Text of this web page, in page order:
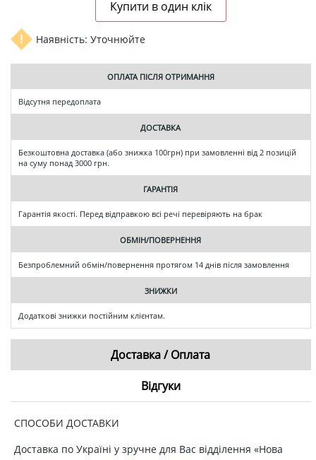
Наявність: Уточнюйте
ОПЛАТА ПІСЛЯ ОТРИМАННЯ
Відсутня передоплата
ДОСТАВКА
Безкоштовна доставка (або знижка 100грн) при замовленні від 2 позицій
на суму понад 3000 грн.
ГАРАНТІЯ
Гарантія якості. Перед відправкою всі речі перевіряють на брак
ОБМІН/ПОВЕРНЕННЯ
Безпроблемний обмін/повернення протягом 14 днів після замовлення
ЗНИЖКИ
Додаткові знижки постійним клієнтам.
Доставка / Оплата
Відгуки
СПОСОБИ ДОСТАВКИ
Доставка по Україні у зручне для Вас відділення «Нова